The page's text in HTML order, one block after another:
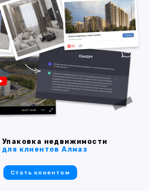
Упаковка недвижимости
для клиентов Алмаз
Стать клиентом